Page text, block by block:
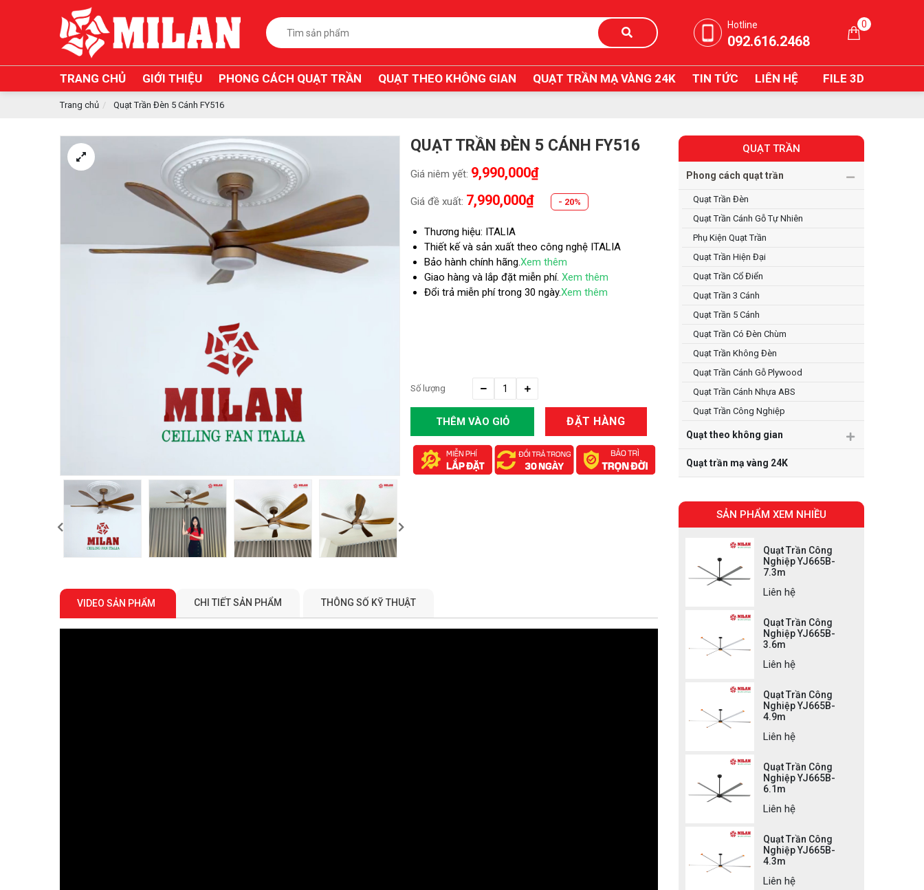
Hotline
092.616.2468
0
TRANG CHỦ GIỚI THIỆU PHONG CÁCH QUẠT TRẦN QUẠT THEO KHÔNG GIAN QUẠT TRẦN MẠ VÀNG 24K TIN TỨC LIÊN HỆ FILE 3D
Trang chủ Quạt Trần Đèn 5 Cánh FY516
QUẠT TRẦN ĐÈN 5 CÁNH FY516
Giá niêm yết: 9,990,000₫
Giá đề xuất: 7,990,000₫ - 20%
Thương hiệu: ITALIA
Thiết kế và sản xuất theo công nghệ ITALIA
Bảo hành chính hãng.Xem thêm
Giao hàng và lắp đặt miễn phí. Xem thêm
Đổi trả miễn phí trong 30 ngày.Xem thêm
Số lượng
THÊM VÀO GIỎ
HÀNG
ĐẶT HÀNG
VIDEO SẢN PHẨM CHI TIẾT SẢN PHẨM THÔNG SỐ KỸ THUẬT
QUẠT TRẦN
Phong cách quạt trần
Quạt Trần Đèn
Quạt Trần Cánh Gỗ Tự Nhiên
Phụ Kiện Quạt Trần
Quạt Trần Hiện Đại
Quạt Trần Cổ Điển
Quạt Trần 3 Cánh
Quạt Trần 5 Cánh
Quạt Trần Có Đèn Chùm
Quạt Trần Không Đèn
Quạt Trần Cánh Gỗ Plywood
Quạt Trần Cánh Nhựa ABS
Quạt Trần Công Nghiệp
Quạt theo không gian
Quạt trần mạ vàng 24K
SẢN PHẨM XEM NHIỀU
Quạt Trần Công
Nghiệp YJ665B-
7.3m
Liên hệ
Quạt Trần Công
Nghiệp YJ665B-
3.6m
Liên hệ
Quạt Trần Công
Nghiệp YJ665B-
4.9m
Liên hệ
Quạt Trần Công
Nghiệp YJ665B-
6.1m
Liên hệ
Quạt Trần Công
Nghiệp YJ665B-
4.3m
Liên hệ